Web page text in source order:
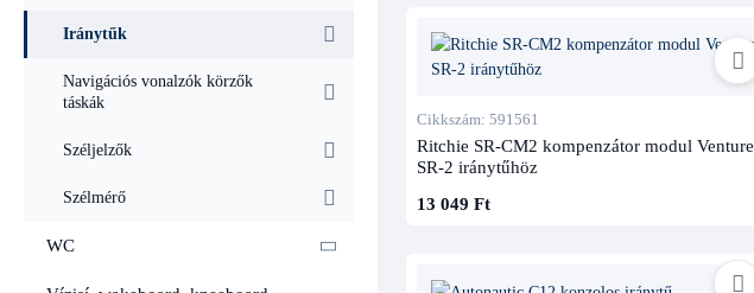
Iránytűk
Navigációs vonalzók körzők
táskák
Széljelzők
Szélmérő
WC
Cikkszám: 591561
Ritchie SR-CM2 kompenzátor modul Venture
SR-2 iránytűhöz
13 049 Ft